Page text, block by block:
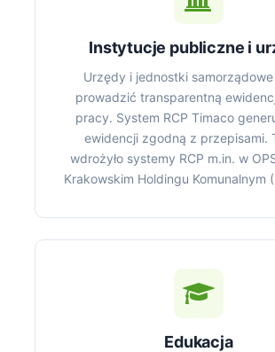
Instytucje publiczne i
Urzędy i jednostki
prowadzić transparentną
pracy. System RCP Timaco
ewidencji zgodną z przepisami.
wdrożyło systemy RCP m.in. w
Krakowskim Holdingu Komunalnym
Edukacja